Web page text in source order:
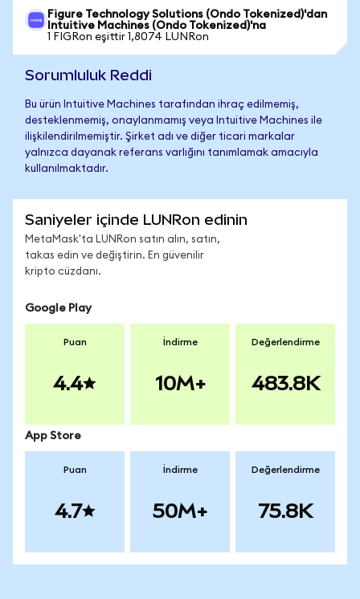
Figure Technology Solutions (Ondo Tokenized)'dan
Intuitive Machines (Ondo Tokenized)'na
1 FIGRon eşittir 1,8074 LUNRon
Sorumluluk Reddi
Bu ürün Intuitive Machines tarafından ihraç edilmemiş,
desteklenmemiş, onaylanmamış veya Intuitive Machines ile
ilişkilendirilmemiştir. Şirket adı ve diğer ticari markalar
yalnızca dayanak referans varlığını tanımlamak amacıyla
kullanılmaktadır.
Saniyeler içinde LUNRon edinin
MetaMask'ta LUNRon satın alın, satın,
takas edin ve değiştirin. En güvenilir
kripto cüzdanı.
Google Play
Puan
4.4
İndirme
10M+
Değerlendirme
483.8K
App Store
Puan
4.7
İndirme
50M+
Değerlendirme
75.8K